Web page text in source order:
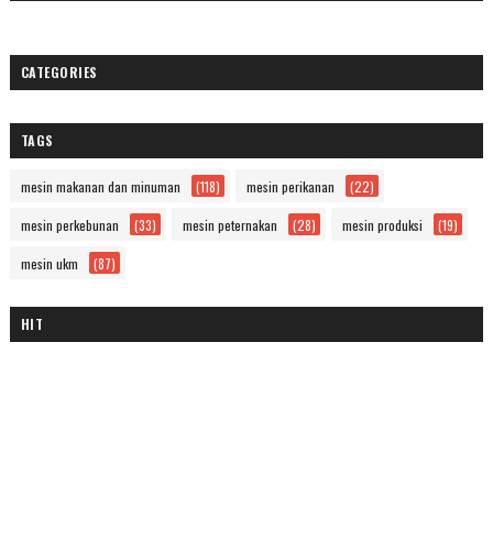
CATEGORIES
TAGS
mesin makanan dan minuman (118) mesin perikanan (22)
mesin perkebunan (33) mesin peternakan (28) mesin produksi (19)
mesin ukm (87)
HIT